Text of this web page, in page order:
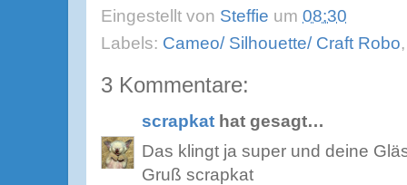
Eingestellt von Steffie um 08:30
Labels: Cameo/ Silhouette/ Craft Robo
3 Kommentare:
scrapkat hat gesagt…
Das klingt ja super und deine
Gruß scrapkat